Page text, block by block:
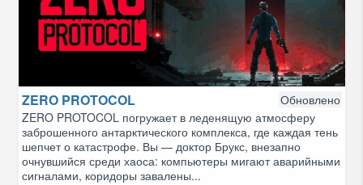
ZERO PROTOCOL
Обновлено
ZERO PROTOCOL погружает в леденящую атмосферу
заброшенного антарктического комплекса, где каждая тень
шепчет о катастрофе. Вы — доктор Брукс, внезапно
очнувшийся среди хаоса: компьютеры мигают аварийными
сигналами, коридоры завалены...